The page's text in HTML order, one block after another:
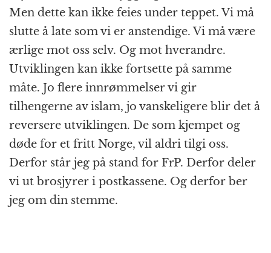
Men dette kan ikke feies under teppet. Vi må
slutte å late som vi er anstendige. Vi må være
ærlige mot oss selv. Og mot hverandre.
Utviklingen kan ikke fortsette på samme
måte. Jo flere innrømmelser vi gir
tilhengerne av islam, jo vanskeligere blir det å
reversere utviklingen. De som kjempet og
døde for et fritt Norge, vil aldri tilgi oss.
Derfor står jeg på stand for FrP. Derfor deler
vi ut brosjyrer i postkassene. Og derfor ber
jeg om din stemme.